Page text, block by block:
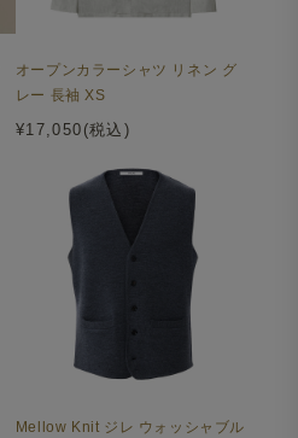
オープンカラーシャツ リネン グ
レー 長袖 XS
¥17,050(税込)
Mellow Knit ジレ ウォッシャブル